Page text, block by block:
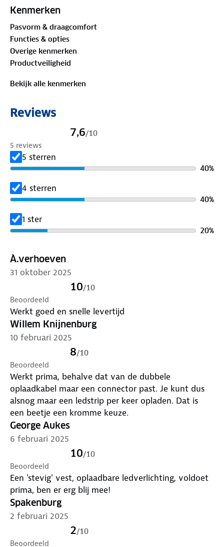
wandeling, run of fietstocht met dit LED vest van
- Verstelbare, elastische banden met reflecterende
strips
- PVC voor- en achterpaneel
- Neopreen voering in de bandjes
- 3 verschillende standen - Snel knipperen, normaal
knipperen of continu branden
- Oplaadbare batterij, geleverd inclusief oplaadkabel
Kenmerken
Pasvorm & draagcomfort
Functies & opties
Overige kenmerken
Productveiligheid
Bekijk alle kenmerken
Reviews
7,6/10
5 reviews
5 sterren
40%
4 sterren
40%
1 ster
20%
À.verhoeven
31 oktober 2025
10/10
Beoordeeld
Werkt goed en snelle levertijd
Willem Knijnenburg
10 februari 2025
8/10
Beoordeeld
Werkt prima, behalve dat van de dubbele
oplaadkabel maar een connector past. Je kunt dus
alsnog maar een ledstrip per keer opladen. Dat is
een beetje een kromme keuze.
George Aukes
6 februari 2025
10/10
Beoordeeld
Een 'stevig' vest, oplaadbare ledverlichting, voldoet
prima, ben er erg blij mee!
Spakenburg
2 februari 2025
2/10
Beoordeeld